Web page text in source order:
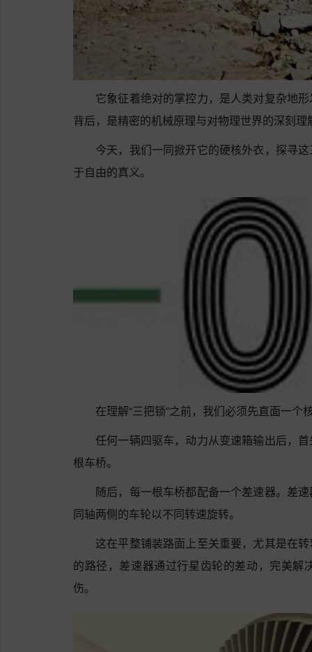
它象征着绝对的掌控力，是人类对复杂地
背后，是精密的机械原理与对物理世界的深刻理
今天，我们一同掀开它的硬核外衣，探寻
于自由的真义。
在理解“三把锁”之前，我们必须先直面一
任何一辆四驱车，动力从变速箱输出后，
根车桥。
随后，每一根车桥都配备一个差速器。差
同轴两侧的车轮以不同转速旋转。
这在平整铺装路面上至关重要，尤其是在
的路径，差速器通过行星齿轮的差动，完美
伤。